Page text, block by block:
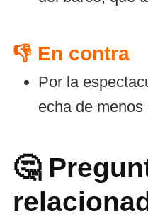
👎 En contra
Por la
echa de
🤔